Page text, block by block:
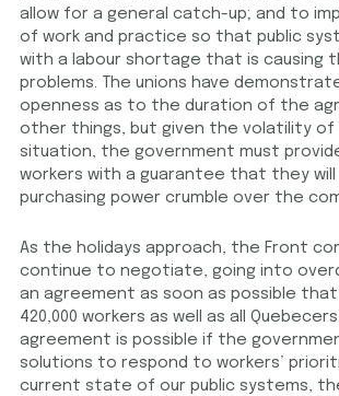
allow for a general catch-up; and to
of work and practice so that public
with a labour shortage that is causing
problems. The unions have
openness as to the duration of the
other things, but given the volatility of
situation, the government must provide
workers with a guarantee that they
purchasing power crumble over the
As the holidays approach, the Front
continue to negotiate, going into
an agreement as soon as possible
420,000 workers as well as all
agreement is possible if the
solutions to respond to workers’
current state of our public systems,